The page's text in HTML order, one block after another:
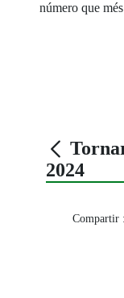
número que
2024
Compartir :